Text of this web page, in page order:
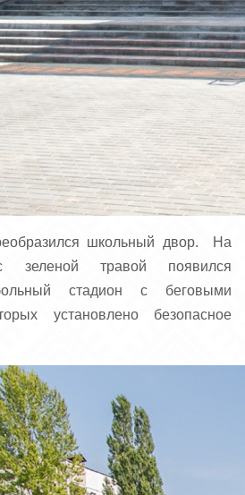
школьный двор. На
зеленой травой появился
стадион с беговыми
установлено безопасное